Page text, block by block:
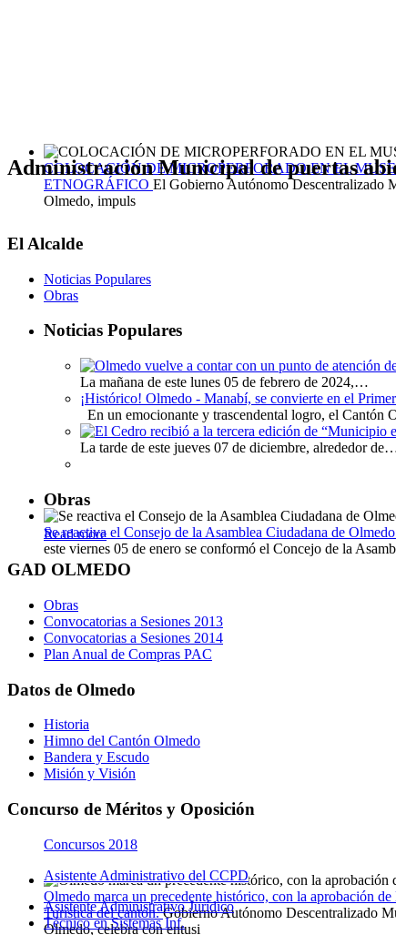
COLOCACIÓN DE MICROPERFORADO EN EL
ETNOGRÁFICO El Gobierno Autónomo Descentralizado
Olmedo, impuls
Se reactiva el Consejo de la Asamblea Ciudadana de
este viernes 05 de enero se conformó el Concejo de la
Olmedo marca un precedente histórico, con la aprobación de
Turística del cantón.Gobierno Autónomo Descentralizado
Olmedo, celebra con entusi
Administración Municipal de puertas
El Alcalde
Noticias Populares
Obras
Noticias Populares
La mañana de este lunes 05 de febrero de 2024,…
¡Histórico! Olmedo - Manabí, se convierte en el
En un emocionante y trascendental logro, el Cantón
La tarde de este jueves 07 de diciembre, alrededor
Obras
Read more
GAD OLMEDO
Obras
Convocatorias a Sesiones 2013
Convocatorias a Sesiones 2014
Plan Anual de Compras PAC
Datos de Olmedo
Historia
Himno del Cantón Olmedo
Bandera y Escudo
Misión y Visión
Concurso de Méritos y Oposición
Concursos 2018
Asistente Administrativo del CCPD
Asistente Administrativo Jurídico
Técnico en Sistemas Inf.